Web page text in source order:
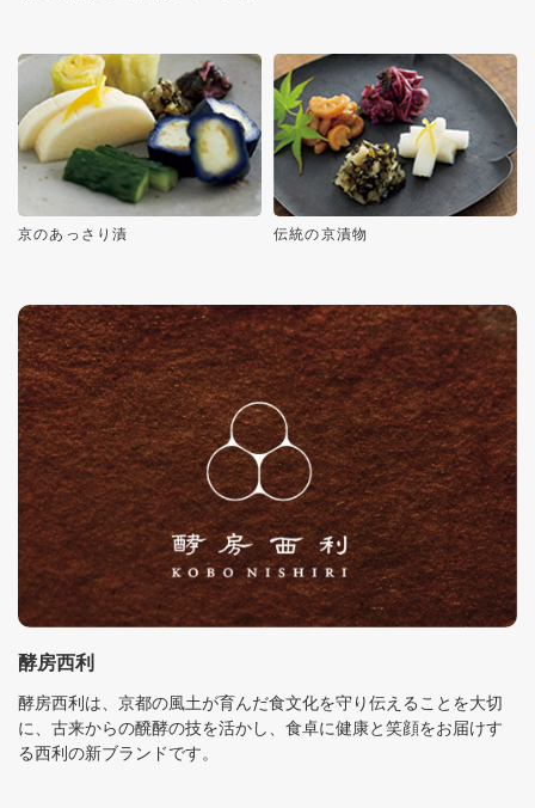
京のあっさり漬 伝統の京漬物
酵房西利
酵房西利は、京都の風土が育んだ食文化を守り伝えることを大切
に、古来からの醗酵の技を活かし、食卓に健康と笑顔をお届けす
る西利の新ブランドです。